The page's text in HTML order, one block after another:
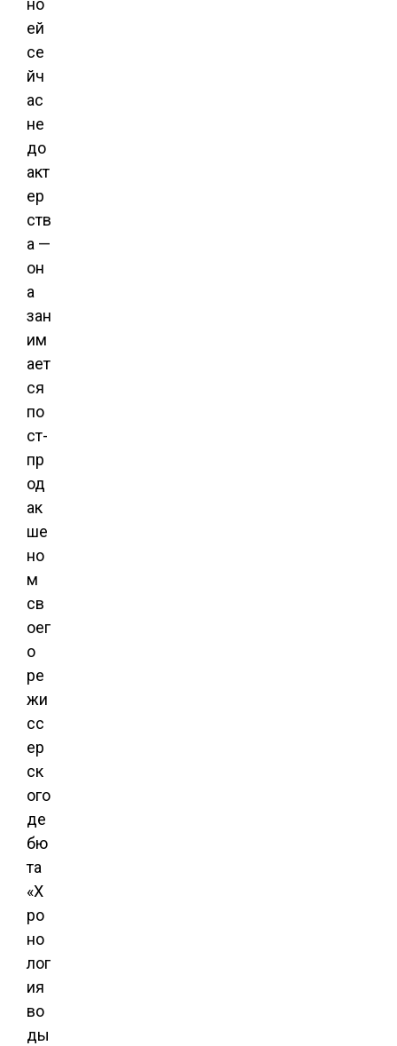
но
ей
се
йч
ас
не
до
акт
ер
ств
а —
он
а
зан
им
ает
ся
по
ст-
пр
од
ак
ше
но
м
св
оег
о
ре
жи
сс
ер
ск
ого
де
бю
та
«Х
ро
но
лог
ия
во
ды